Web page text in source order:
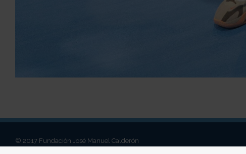
© 2017 Fundación José Manuel Calderón